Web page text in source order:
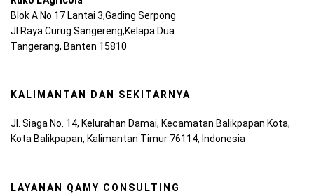
Blok A No 17 Lantai 3,Gading Serpong
Jl Raya Curug Sangereng,Kelapa Dua
Tangerang, Banten 15810
KALIMANTAN DAN SEKITARNYA
Jl. Siaga No. 14, Kelurahan Damai, Kecamatan Balikpapan Kota,
Kota Balikpapan, Kalimantan Timur 76114, Indonesia
LAYANAN QAMY CONSULTING